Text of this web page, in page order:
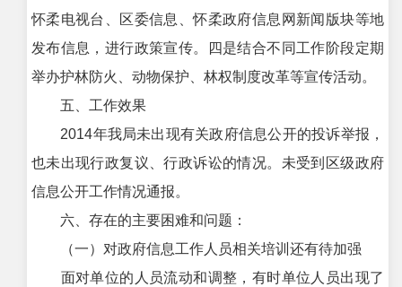
怀柔电视台、区委信息、怀柔政府信息网新闻版块等地
发布信息，进行政策宣传。四是结合不同工作阶段定期
举办护林防火、动物保护、林权制度改革等宣传活动。
五、工作效果
2014年我局未出现有关政府信息公开的投诉举报，
也未出现行政复议、行政诉讼的情况。未受到区级政府
信息公开工作情况通报。
六、存在的主要困难和问题：
（一）对政府信息工作人员相关培训还有待加强
面对单位的人员流动和调整，有时单位人员出现了